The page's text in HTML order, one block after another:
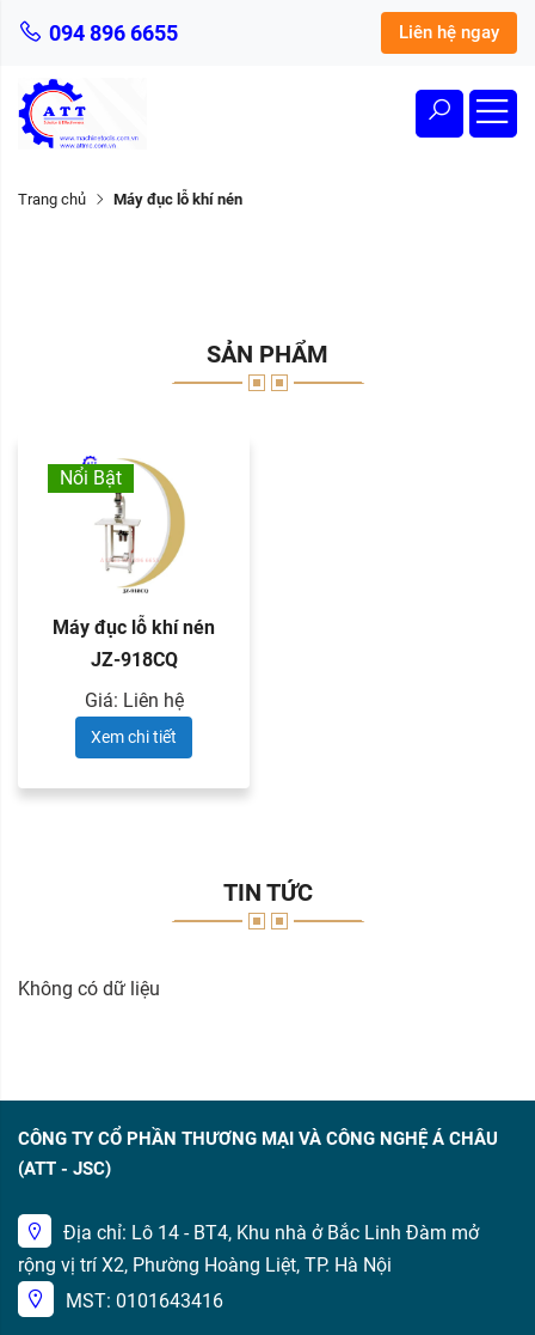
094 896 6655 Liên hệ ngay
Trang chủ Máy đục lỗ khí nén
SẢN PHẨM
Nổi Bật
Máy đục lỗ khí nén
JZ-918CQ
Giá: Liên hệ
Xem chi tiết
TIN TỨC
Không có dữ liệu
CÔNG TY CỔ PHẦN THƯƠNG MẠI VÀ CÔNG NGHỆ Á CHÂU
(ATT - JSC)
Địa chỉ: Lô 14 - BT4, Khu nhà ở Bắc Linh Đàm mở
rộng vị trí X2, Phường Hoàng Liệt, TP. Hà Nội
MST: 0101643416